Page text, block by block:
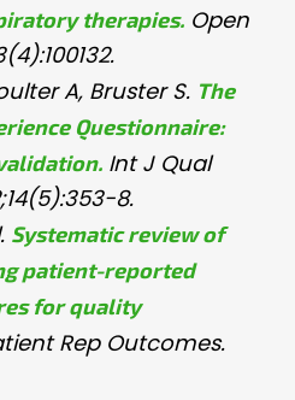
therapies. Open
A, Bruster S. The
Questionnaire:
Int J Qual
8.
Systematic review of
patient-reported
for quality
Rep Outcomes.